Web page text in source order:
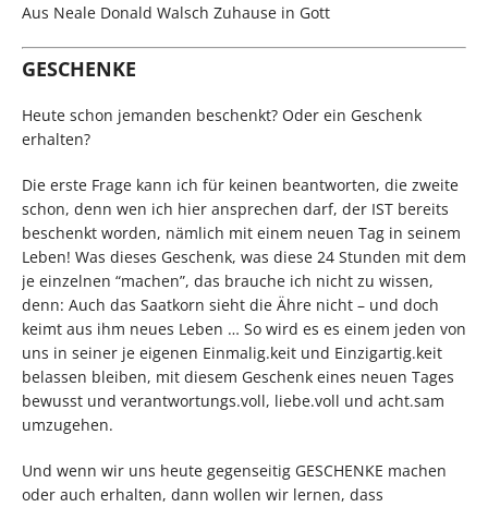
Aus Neale Donald Walsch Zuhause in Gott
GESCHENKE
Heute schon jemanden beschenkt? Oder ein Geschenk
erhalten?
Die erste Frage kann ich für keinen beantworten, die zweite
schon, denn wen ich hier ansprechen darf, der IST bereits
beschenkt worden, nämlich mit einem neuen Tag in seinem
Leben! Was dieses Geschenk, was diese 24 Stunden mit dem
je einzelnen “machen”, das brauche ich nicht zu wissen,
denn: Auch das Saatkorn sieht die Ähre nicht – und doch
keimt aus ihm neues Leben … So wird es es einem jeden von
uns in seiner je eigenen Einmalig.keit und Einzigartig.keit
belassen bleiben, mit diesem Geschenk eines neuen Tages
bewusst und verantwortungs.voll, liebe.voll und acht.sam
umzugehen.
Und wenn wir uns heute gegenseitig GESCHENKE machen
oder auch erhalten, dann wollen wir lernen, dass